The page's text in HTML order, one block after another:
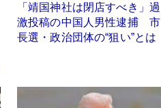
「靖国神社は閉店すべき」過
激投稿の中国人男性逮捕 市
長選・政治団体の“狙い”とは